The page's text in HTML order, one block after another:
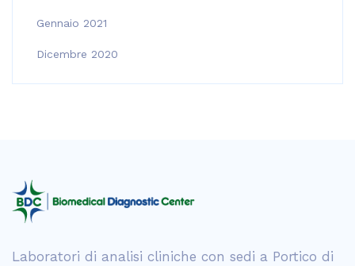
Gennaio 2021
Dicembre 2020
Laboratori di analisi cliniche con sedi a Portico di